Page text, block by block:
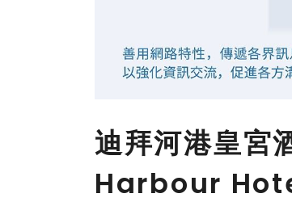
迪拜河港皇
Harbour